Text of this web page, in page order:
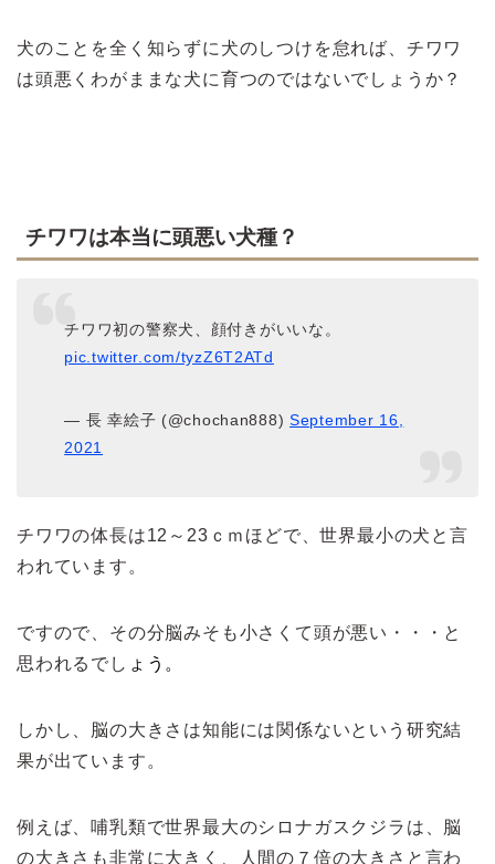
犬のことを全く知らずに犬のしつけを怠れば、チワワ
は頭悪くわがままな犬に育つのではないでしょうか？
チワワは本当に頭悪い犬種？
チワワ初の警察犬、顔付きがいいな。
pic.twitter.com/tyzZ6T2ATd
— 長 幸絵子 (@chochan888)September 16,
2021
チワワの体長は12～23ｃｍほどで、世界最小の犬と言
われています。
ですので、その分脳みそも小さくて頭が悪い・・・と
思われるでし ょう。
しかし、脳の大きさは知能には関係ないという研究結
果が出ています。
例えば、哺乳類で世界最大のシロナガスクジラは、脳
の大きさも非常に大きく、人間の７倍の大きさと言わ